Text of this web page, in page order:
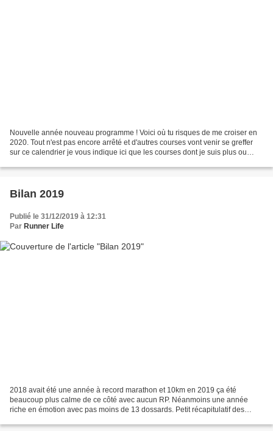
Nouvelle année nouveau programme ! Voici où tu risques de me croiser en
2020. Tout n'est pas encore arrêté et d'autres courses vont venir se greffer
sur ce calendrier je vous indique ici que les courses dont je suis plus ou
Bilan 2019
Publié le 31/12/2019 à 12:31
Par Runner Life
2018 avait été une année à record marathon et 10km en 2019 ça été
beaucoup plus calme de ce côté avec aucun RP. Néanmoins une année
riche en émotion avec pas moins de 13 dossards. Petit récapitulatif des